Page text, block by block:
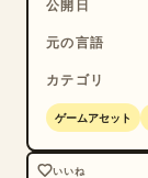
公開日
元の言語
カテゴリ
ゲームアセット
いいね